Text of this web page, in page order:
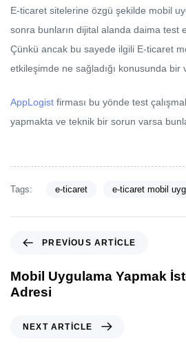
E-ticaret sitelerine özgü şekilde mobil
sonra bunların dijital alanda daima test
Çünkü ancak bu sayede ilgili E-ticaret
etkileşimde ne sağladığı konusunda bir
AppLogist firması bu yönde test
yapmakta ve teknik bir sorun varsa
Tags: e-ticaret e-ticaret mobil
PREVIOUS ARTICLE
Mobil Uygulama Yapmak
Adresi
NEXT ARTICLE